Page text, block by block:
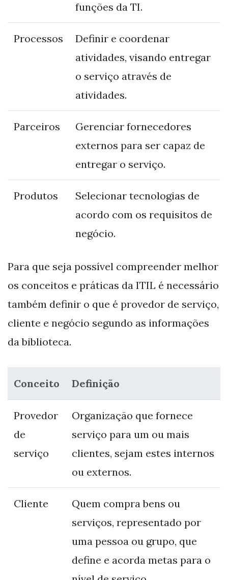
funções da TI.
Processos
Definir e coordenar
atividades, visando entregar
o serviço através de
atividades.
Parceiros
Gerenciar fornecedores
externos para ser capaz de
entregar o serviço.
Produtos
Selecionar tecnologias de
acordo com os requisitos de
negócio.
Para que seja possível compreender melhor
os conceitos e práticas da ITIL é necessário
também definir o que é provedor de serviço,
cliente e negócio segundo as informações
da biblioteca.
Conceito Definição
Provedor
de
serviço
Organização que fornece
serviço para um ou mais
clientes, sejam estes internos
ou externos.
Cliente
Quem compra bens ou
serviços, representado por
uma pessoa ou grupo, que
define e acorda metas para o